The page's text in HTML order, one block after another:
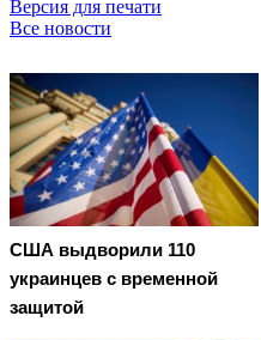
Версия для печати
Все новости
США выдворили 110
украинцев с временной
защитой